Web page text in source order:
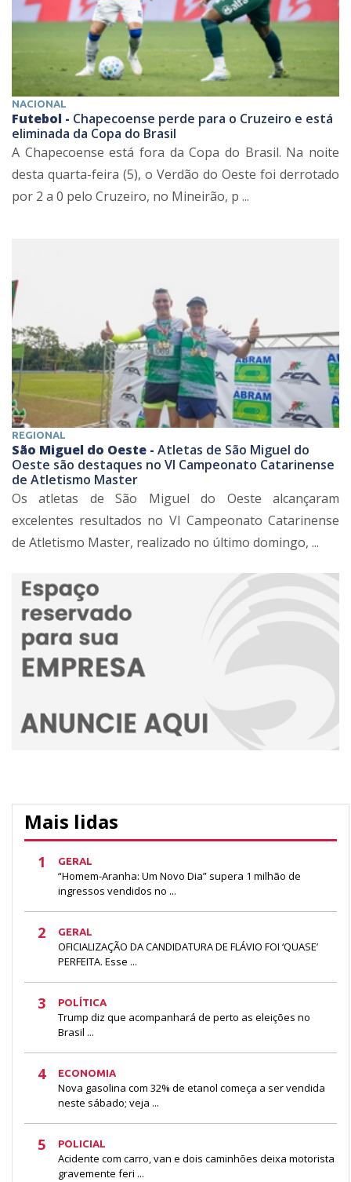
NACIONAL
Futebol - Chapecoense perde para o Cruzeiro e está
eliminada da Copa do Brasil
A Chapecoense está fora da Copa do Brasil. Na noite
desta quarta-feira (5), o Verdão do Oeste foi derrotado
por 2 a 0 pelo Cruzeiro, no Mineirão, p ...
REGIONAL
São Miguel do Oeste - Atletas de São Miguel do
Oeste são destaques no VI Campeonato Catarinense
de Atletismo Master
Os atletas de São Miguel do Oeste alcançaram
excelentes resultados no VI Campeonato Catarinense
de Atletismo Master, realizado no último domingo, ...
Mais lidas
1 GERAL
“Homem-Aranha: Um Novo Dia” supera 1 milhão de
ingressos vendidos no ...
2 GERAL
OFICIALIZAÇÃO DA CANDIDATURA DE FLÁVIO FOI ‘QUASE’
PERFEITA. Esse ...
3 POLÍTICA
Trump diz que acompanhará de perto as eleições no
Brasil ...
4 ECONOMIA
Nova gasolina com 32% de etanol começa a ser vendida
neste sábado; veja ...
5 POLICIAL
Acidente com carro, van e dois caminhões deixa motorista
gravemente feri ...